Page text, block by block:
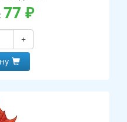
77 ₽
+